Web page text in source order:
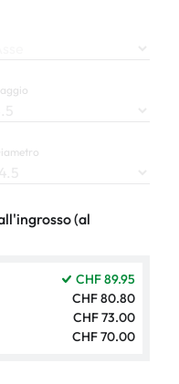
(al
CHF 89.95
CHF 80.80
CHF 73.00
CHF 70.00